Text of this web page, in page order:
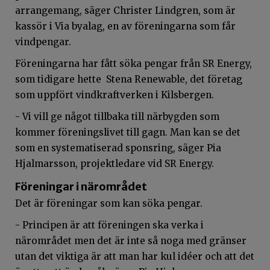
arrangemang, säger Christer Lindgren, som är
kassör i Via byalag, en av föreningarna som får
vindpengar.
Föreningarna har fått söka pengar från SR Energy,
som tidigare hette Stena Renewable, det företag
som uppfört vindkraftverken i Kilsbergen.
- Vi vill ge något tillbaka till närbygden som
kommer föreningslivet till gagn. Man kan se det
som en systematiserad sponsring, säger Pia
Hjalmarsson, projektledare vid SR Energy.
Föreningar i närområdet
Det är föreningar som kan söka pengar.
- Principen är att föreningen ska verka i
närområdet men det är inte så noga med gränser
utan det viktiga är att man har kul idéer och att det